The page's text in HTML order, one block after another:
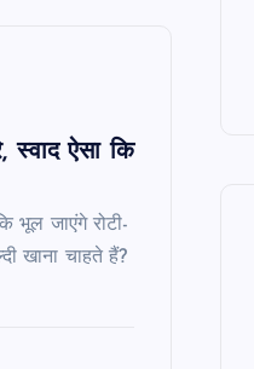
ऐसा कि
भूल जाएंगे रोटी-
खाना चाहते हैं?